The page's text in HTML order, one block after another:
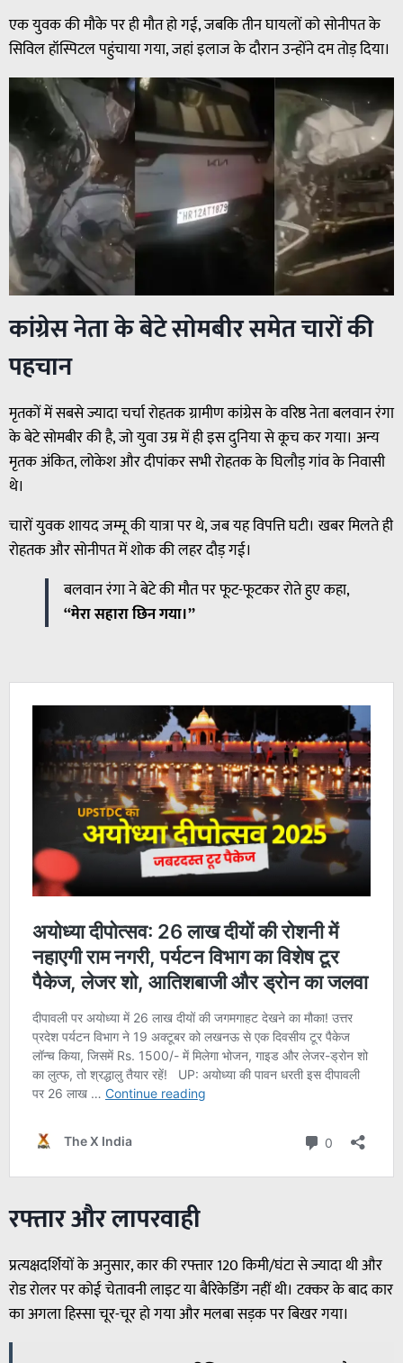
एक युवक की मौके पर ही मौत हो गई, जबकि तीन घायलों को सोनीपत के
सिविल हॉस्पिटल पहुंचाया गया, जहां इलाज के दौरान उन्होंने दम तोड़ दिया।
कांग्रेस नेता के बेटे सोमबीर समेत चारों की
पहचान
मृतकों में सबसे ज्यादा चर्चा रोहतक ग्रामीण कांग्रेस के वरिष्ठ नेता बलवान रंगा
के बेटे सोमबीर की है, जो युवा उम्र में ही इस दुनिया से कूच कर गया। अन्य
मृतक अंकित, लोकेश और दीपांकर सभी रोहतक के घिलौड़ गांव के निवासी
थे।
चारों युवक शायद जम्मू की यात्रा पर थे, जब यह विपत्ति घटी। खबर मिलते ही
रोहतक और सोनीपत में शोक की लहर दौड़ गई।
बलवान रंगा ने बेटे की मौत पर फूट-फूटकर रोते हुए कहा,
“मेरा सहारा छिन गया।”
रफ्तार और लापरवाही
प्रत्यक्षदर्शियों के अनुसार, कार की रफ्तार 120 किमी/घंटा से ज्यादा थी और
रोड रोलर पर कोई चेतावनी लाइट या बैरिकेडिंग नहीं थी। टक्कर के बाद कार
का अगला हिस्सा चूर-चूर हो गया और मलबा सड़क पर बिखर गया।